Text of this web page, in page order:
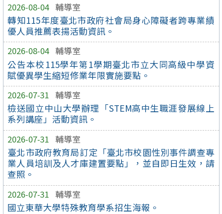
2026-08-04 輔導室
轉知115年度臺北市政府社會局身心障礙者跨專業績
優人員推薦表揚活動資訊。
2026-08-04 輔導室
公告本校115學年第1學期臺北市立大同高級中學資
賦優異學生縮短修業年限實施要點。
2026-07-31 輔導室
檢送國立中山大學辦理「STEM高中生職涯發展線上
系列講座」活動資訊。
2026-07-31 輔導室
臺北市政府教育局訂定「臺北市校園性別事件調查專
業人員培訓及人才庫建置要點」，並自即日生效，請
查照。
2026-07-31 輔導室
國立東華大學特殊教育學系招生海報。